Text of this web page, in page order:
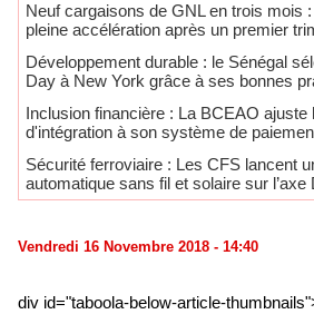
Neuf cargaisons de GNL en trois mois
pleine accélération après un premier
Développement durable : le Sénégal
Day à New York grâce à ses bonnes
​Inclusion financière : La BCEAO ajuste
d'intégration à son système de
Sécurité ferroviaire : Les CFS lancent
automatique sans fil et solaire sur l’axe
Vendredi 16 Novembre 2018 - 14:40
div id="taboola-below-article-